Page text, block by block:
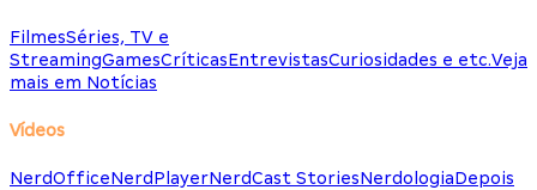
FilmesSéries, TV e
StreamingGamesCríticasEntrevistasCuriosidades e etc.Veja
mais em Notícias
Vídeos
NerdOfficeNerdPlayerNerdCast StoriesNerdologiaDepois